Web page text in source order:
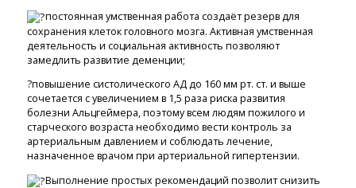
постоянная умственная работа создаёт резерв для
сохранения клеток головного мозга. Активная умственная
деятельность и социальная активность позволяют
замедлить развитие деменции;
?повышение систолического АД до 160 мм рт. ст. и выше
сочетается с увеличением в 1,5 раза риска развития
болезни Альцгеймера, поэтому всем людям пожилого и
старческого возраста необходимо вести контроль за
артериальным давлением и соблюдать лечение,
назначенное врачом при артериальной гипертензии.
Выполнение простых рекомендаций позволит снизить